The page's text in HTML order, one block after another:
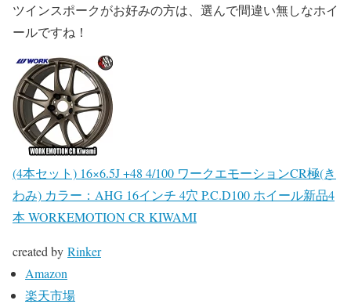
ツインスポークがお好みの方は、選んで間違い無しなホイ
ールですね！
(4本セット) 16×6.5J +48 4/100 ワークエモーションCR極(き
わみ) カラー：AHG 16インチ 4穴 P.C.D100 ホイール新品4
本 WORKEMOTION CR KIWAMI
created by Rinker
Amazon
楽天市場